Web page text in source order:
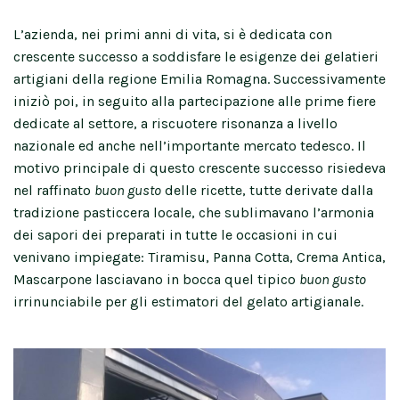
L’azienda, nei primi anni di vita, si è dedicata con
crescente successo a soddisfare le esigenze dei gelatieri
artigiani della regione Emilia Romagna. Successivamente
iniziò poi, in seguito alla partecipazione alle prime fiere
dedicate al settore, a riscuotere risonanza a livello
nazionale ed anche nell’importante mercato tedesco. Il
motivo principale di questo crescente successo risiedeva
nel raffinato buon gusto delle ricette, tutte derivate dalla
tradizione pasticcera locale, che sublimavano l’armonia
dei sapori dei preparati in tutte le occasioni in cui
venivano impiegate: Tiramisu, Panna Cotta, Crema Antica,
Mascarpone lasciavano in bocca quel tipico buon gusto
irrinunciabile per gli estimatori del gelato artigianale.